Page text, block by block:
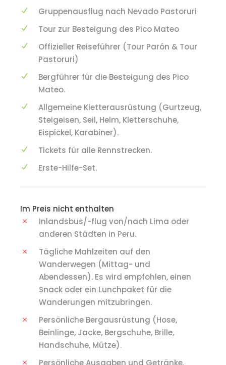
Gruppenausflug nach Nevado Pastoruri
Tour zur Besteigung des Pico Mateo
Offizieller Reiseführer (Tour Parón & Tour
Pastoruri)
Bergführer für die Besteigung des Pico
Mateo.
Allgemeine Kletterausrüstung (Gurtzeug,
Steigeisen, Seil, Helm, Kletterschuhe,
Eispickel, Karabiner).
Tickets für alle Rennstrecken.
Erste-Hilfe-Set.
Im Preis nicht enthalten
Inlandsbus/-flug von/nach Lima oder
anderen Städten in Peru.
Tägliche Mahlzeiten auf den
Wanderwegen (Mittag- und
Abendessen). Es wird empfohlen, einen
Snack oder ein Lunchpaket für die
Wanderungen mitzubringen.
Persönliche Bergausrüstung (Hose,
Beinlinge, Jacke, Bergschuhe, Brille,
Handschuhe, Mütze).
Persönliche Ausgaben und Getränke.